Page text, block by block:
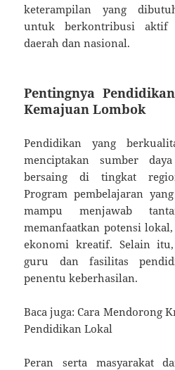
keterampilan yang
untuk berkontribusi aktif
daerah dan nasional.
Pentingnya
Kemajuan Lombok
Pendidikan yang
menciptakan sumber
bersaing di tingkat
Program pembelajaran
mampu menjawab
memanfaatkan potensi
ekonomi kreatif. Selain
guru dan fasilitas
penentu keberhasilan.
Baca juga: Cara Mendorong
Pendidikan Lokal
Peran serta masyarakat